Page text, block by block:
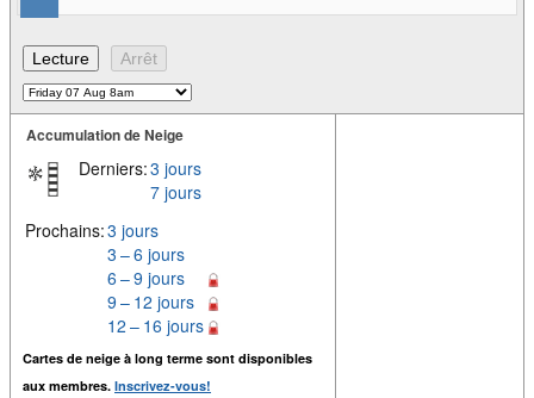
Accumulation de Neige
Derniers:3 jours
7 jours
Prochains:3 jours
3 – 6 jours
6 – 9 jours
9 – 12 jours
12 – 16 jours
Cartes de neige à long terme sont disponibles
aux membres. Inscrivez-vous!